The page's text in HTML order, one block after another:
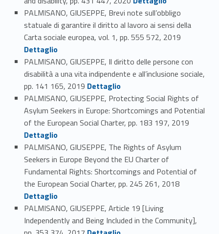
PALMISANO, GIUSEPPE, Brevi note sull’obbligo
statuale di garantire il diritto al lavoro ai sensi della
Carta sociale europea, vol. 1, pp. 555 572, 2019
Dettaglio
PALMISANO, GIUSEPPE, Il diritto delle persone con
disabilità a una vita indipendente e all’inclusione sociale,
pp. 141 165, 2019 Link identifier #identifier_person_8017-54
Dettaglio
PALMISANO, GIUSEPPE, Protecting Social Rights of
Asylum Seekers in Europe: Shortcomings and Potential
of the European Social Charter, pp. 183 197, 2019
Dettaglio
PALMISANO, GIUSEPPE, The Rights of Asylum
Seekers in Europe Beyond the EU Charter of
Fundamental Rights: Shortcomings and Potential of
the European Social Charter, pp. 245 261, 2018Link identifier #identifier_person_116202-56
Dettaglio
PALMISANO, GIUSEPPE, Article 19 [Living
Independently and Being Included in the Community],
Link identifier #identifier_person_91815-57